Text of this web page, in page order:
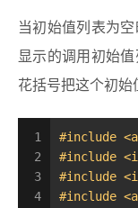
当初始值列表为
显示的调用初始
花括号把这个初始
1
2
3
4
#include
#include
#include
#include